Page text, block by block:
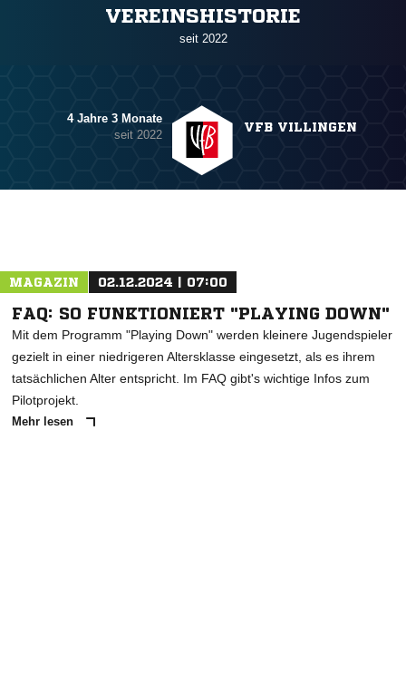
VEREINSHISTORIE
seit 2022
4 Jahre 3 Monate
seit 2022
VFB VILLINGEN
MAGAZIN 02.12.2024 | 07:00
FAQ: SO FUNKTIONIERT "PLAYING DOWN"
Mit dem Programm "Playing Down" werden kleinere Jugendspieler
gezielt in einer niedrigeren Altersklasse eingesetzt, als es ihrem
tatsächlichen Alter entspricht. Im FAQ gibt's wichtige Infos zum
Pilotprojekt.
Mehr lesen